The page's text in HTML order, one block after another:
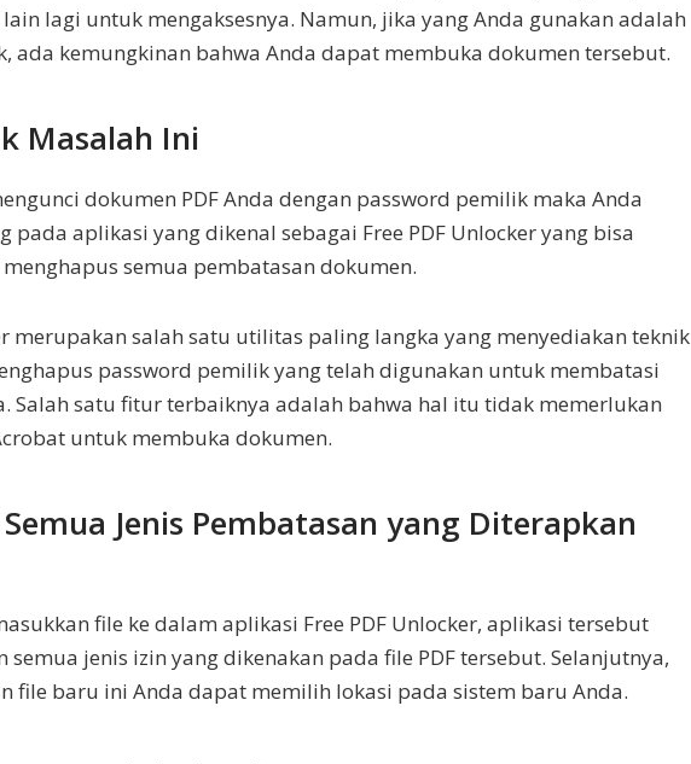
lagi untuk mengaksesnya. Namun, jika yang Anda gunakan adalah
ada kemungkinan bahwa Anda dapat membuka dokumen tersebut.
Masalah Ini
dokumen PDF Anda dengan password pemilik maka Anda
pada aplikasi yang dikenal sebagai Free PDF Unlocker yang bisa
semua pembatasan dokumen.
merupakan salah satu utilitas paling langka yang menyediakan teknik
password pemilik yang telah digunakan untuk membatasi
Salah satu fitur terbaiknya adalah bahwa hal itu tidak memerlukan
untuk membuka dokumen.
Jenis Pembatasan yang Diterapkan
file ke dalam aplikasi Free PDF Unlocker, aplikasi tersebut
semua jenis izin yang dikenakan pada file PDF tersebut. Selanjutnya,
file baru ini Anda dapat memilih lokasi pada sistem baru Anda.